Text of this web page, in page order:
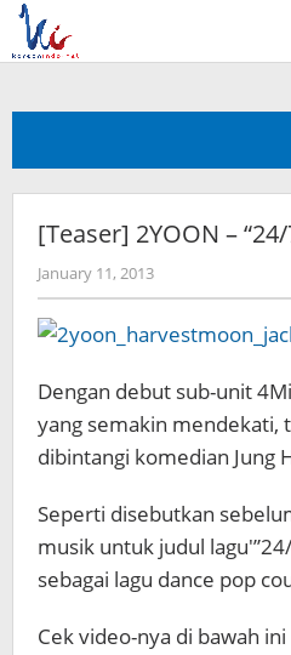
Skip
content
[Teaser] 2YOON – “24/
January 11, 2013by
Koreanindo
Dengan debut sub-unit
yang semakin mendekati,
dibintangi komedian Jung
Seperti disebutkan
musik untuk judul
sebagai lagu dance pop
Cek video-nya di bawah ini